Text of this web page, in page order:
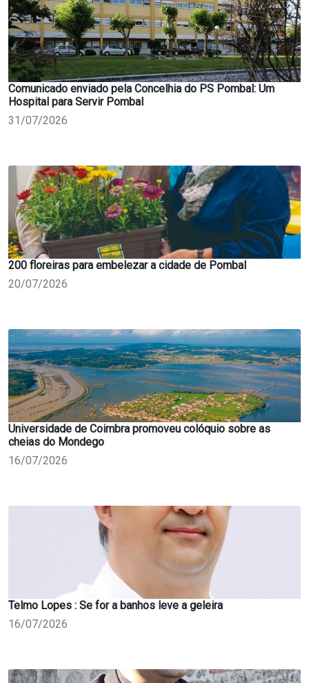
Comunicado enviado pela Concelhia do PS Pombal: Um
Hospital para Servir Pombal
31/07/2026
200 floreiras para embelezar a cidade de Pombal
20/07/2026
Universidade de Coimbra promoveu colóquio sobre as
cheias do Mondego
16/07/2026
Telmo Lopes : Se for a banhos leve a geleira
16/07/2026